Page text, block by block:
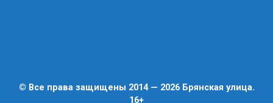
© Все права защищены 2014 — 2026 Брянская улица.
16+